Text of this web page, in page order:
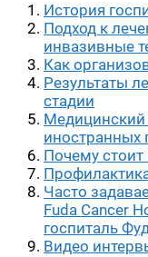
Исто­рия
Под­ход к
ин­ва­зив­ные
Как
Резуль­та­ты
стадии
Меди­цин­ский
ино­стран­ных
Поче­му
Часто
Fuda Cancer
гос­пи­таль
Видео